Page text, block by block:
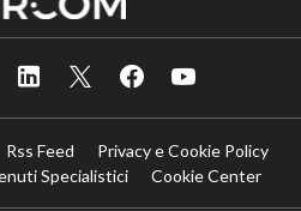
Rss Feed
Privacy e Cookie Policy
Specialistici
Cookie Center